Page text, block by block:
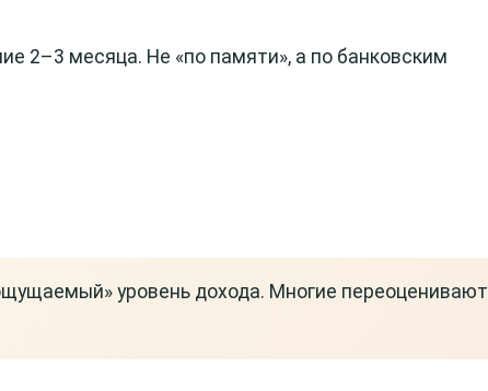
2–3 месяца. Не «по памяти», а по банковским
уровень дохода. Многие переоценивают